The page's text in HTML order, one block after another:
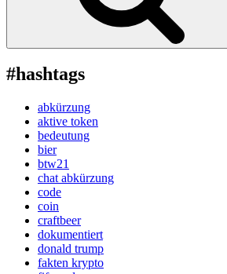
#hashtags
abkürzung
aktive token
bedeutung
bier
btw21
chat abkürzung
code
coin
craftbeer
dokumentiert
donald trump
fakten krypto